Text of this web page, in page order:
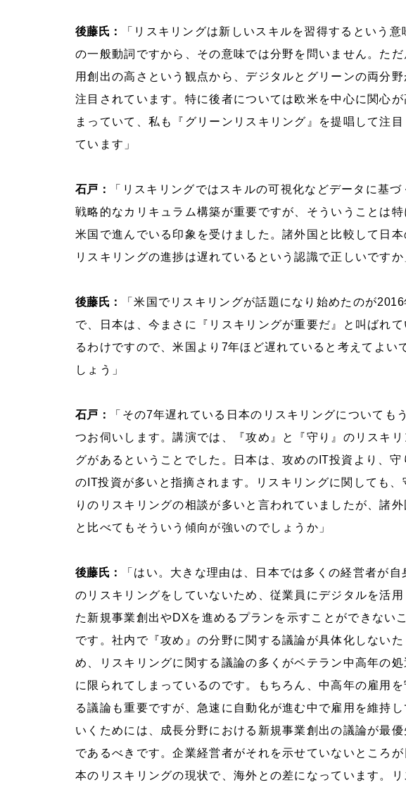
後藤氏：
「リスキリングは新しいスキルを習得するという意
の一般動詞ですから、その意味では分野を問いません。ただ
用創出の高さという観点から、デジタルとグリーンの両分
注目されています。特に後者については欧米を中心に関心が
まっていて、私も『グリーンリスキリング』を提唱して注
ています」
石戸：
「リスキリングではスキルの可視化などデータに基づ
戦略的なカリキュラム構築が重要ですが、そういうことは特
米国で進んでいる印象を受けました。諸外国と比較して日本
リスキリングの進捗は遅れているという認識で正しいです
後藤氏： 「米国でリスキリングが話題になり始めたのが2016
で、日本は、今まさに『リスキリングが重要だ』と叫ばれて
るわけですので、米国より 7年ほど遅れていると考えてよい
しょう」
石戸： 「その7年遅れている日本のリスキリングについても
つお伺いします。講演では、『攻め』と『守り』のリスキリ
グがあるということでした。日本は、攻めの IT投資より、守
の IT投資が多いと指摘されます。リスキリングに関しても、
りのリスキリングの相談が多いと言われていましたが、諸
と比べてもそういう傾向が強いのでしょうか」
後藤氏：
「はい。大きな理由は、日本では多くの経営者が自
のリスキリングをしていないため、従業員にデジタルを活用
た新規事業創出やDXを進めるプランを示すことができない
です。社内で『攻め』の分野に関する議論が具体化しないた
め、リスキリングに関する議論の多くがベテラン中高年の処
に限られてしまっているのです。もちろん、中高年の雇用を
る議論も重要ですが、急速に自動化が進む中で雇用を維持
いくためには、成長分野における新規事業創出の議論が最優
であるべきです。企業経営者がそれを示せていないところが
本のリスキリングの現状で、海外との差になっています。リ